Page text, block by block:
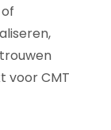
voor CMT